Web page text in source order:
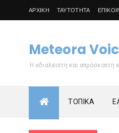
ΑΡΧΙΚΗ ΤΑΥΤΟΤΗΤΑ
Meteora
Η αδιάλειπτη και
ΤΟΠΙΚΑ